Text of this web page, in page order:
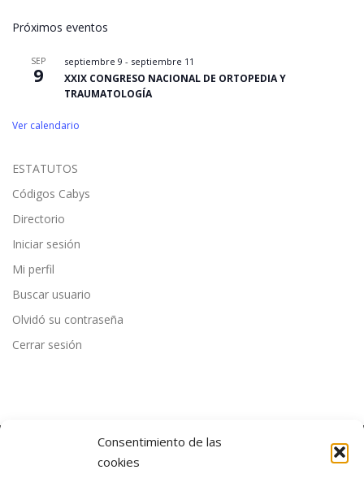
Consentimiento de las
cookies
Próximos eventos
SEP
9
septiembre 9 - septiembre 11
XXIX CONGRESO NACIONAL DE ORTOPEDIA Y
TRAUMATOLOGÍA
Ver calendario
ESTATUTOS
Códigos Cabys
Directorio
Iniciar sesión
Mi perfil
Buscar usuario
Olvidó su contraseña
Cerrar sesión